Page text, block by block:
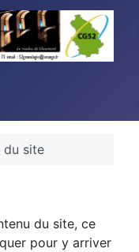
du site
du site, ce
pour y arriver